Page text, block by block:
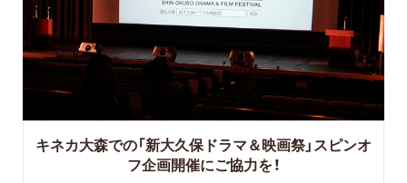
キネカ大森での「新大久保ドラマ＆映画祭」スピンオ
フ企画開催にご協力を！